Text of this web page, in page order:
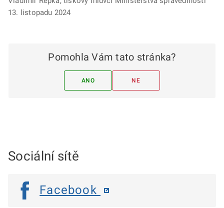
13. listopadu 2024
Pomohla Vám tato stránka?
ANO NE
Sociální sítě
Facebook